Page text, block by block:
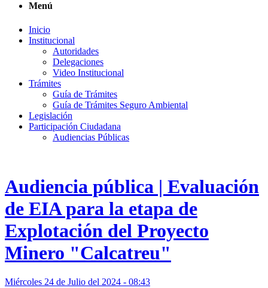
Menú
Inicio
Institucional
Autoridades
Delegaciones
Video Institucional
Trámites
Guía de Trámites
Guía de Trámites Seguro Ambiental
Legislación
Participación Ciudadana
Audiencias Públicas
Audiencia pública | Evaluación
de EIA para la etapa de
Explotación del Proyecto
Minero "Calcatreu"
Miércoles 24 de Julio del 2024 - 08:43